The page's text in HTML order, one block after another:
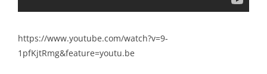
https://www.youtube.com/watch?v=9-
1pfKjtRmg&feature=youtu.be